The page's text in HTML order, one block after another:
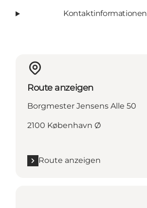
Kontaktinformationen
Route anzeigen
Borgmester Jensens Alle 50
2100 København Ø
Route anzeigen